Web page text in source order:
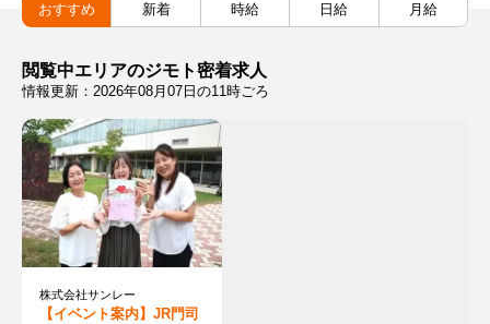
おすすめ 新着 時給 日給 月給
閲覧中エリアのジモト密着求人
情報更新：2026年08月07日の11時ごろ
株式会社サンレー
【イベント案内】JR門司